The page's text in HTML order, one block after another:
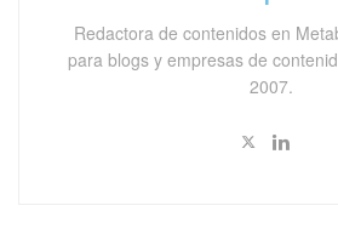
Redactora de contenidos en
para blogs y empresas de
2007.